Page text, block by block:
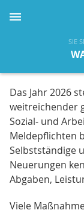
SIE
Das Jahr 2026
weitreichender
Sozial‑ und
Meldepflichten
Selbstständige
Neuerungen
Abgaben,
Viele